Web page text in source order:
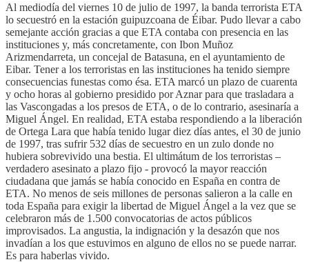
Al mediodía del viernes 10 de julio de 1997, la banda terrorista ETA
lo secuestró en la estación guipuzcoana de Éibar. Pudo llevar a cabo
semejante acción gracias a que ETA contaba con presencia en las
instituciones y, más concretamente, con Ibon Muñoz
Arizmendarreta, un concejal de Batasuna, en el ayuntamiento de
Eibar. Tener a los terroristas en las instituciones ha tenido siempre
consecuencias funestas como ésa. ETA marcó un plazo de cuarenta
y ocho horas al gobierno presidido por Aznar para que trasladara a
las Vascongadas a los presos de ETA, o de lo contrario, asesinaría a
Miguel Ángel. En realidad, ETA estaba respondiendo a la liberación
de Ortega Lara que había tenido lugar diez días antes, el 30 de junio
de 1997, tras sufrir 532 días de secuestro en un zulo donde no
hubiera sobrevivido una bestia. El ultimátum de los terroristas –
verdadero asesinato a plazo fijo - provocó la mayor reacción
ciudadana que jamás se había conocido en España en contra de
ETA. No menos de seis millones de personas salieron a la calle en
toda España para exigir la libertad de Miguel Ángel a la vez que se
celebraron más de 1.500 convocatorias de actos públicos
improvisados. La angustia, la indignación y la desazón que nos
invadían a los que estuvimos en alguno de ellos no se puede narrar.
Es para haberlas vivido.